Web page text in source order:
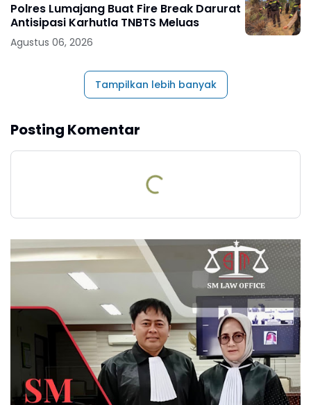
Polres Lumajang Buat Fire Break Darurat
Antisipasi Karhutla TNBTS Meluas
Agustus 06, 2026
Tampilkan lebih banyak
Posting Komentar